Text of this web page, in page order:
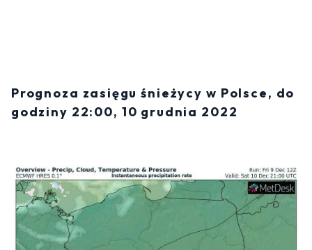
Prognoza zasięgu śnieżycy w Polsce, do
godziny 22:00, 10 grudnia 2022